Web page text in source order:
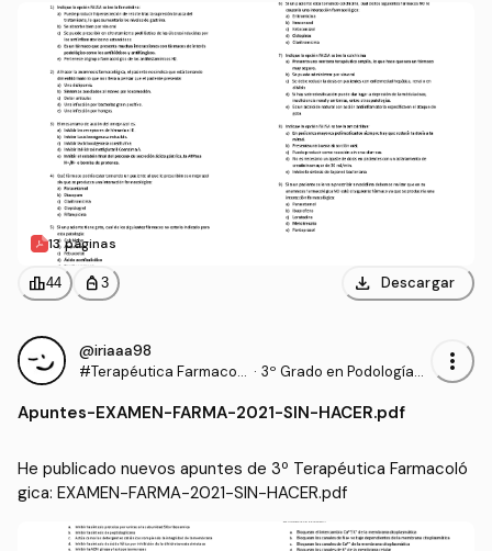
13 páginas
leaderboard44 personal_bag 3 download Descargar
@iriaaa98
#Terapéutica Farmacol
· 3º Grado en Podología
more_vert
Apuntes-EXAMEN-FARMA-2021-SIN-HACER.pdf
He publicado nuevos apuntes de 3º Terapéutica Farmacoló
gica: EXAMEN-FARMA-2021-SIN-HACER.pdf